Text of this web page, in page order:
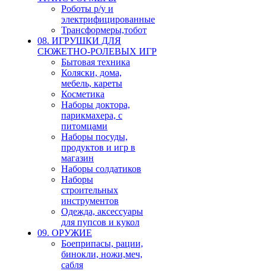
Роботы р/у и
электрифицированные
Трансформеры,тобот
08. ИГРУШКИ ДЛЯ
СЮЖЕТНО-РОЛЕВЫХ ИГР
Бытовая техника
Коляски, дома,
мебель, кареты
Косметика
Наборы доктора,
парикмахера, с
питомцами
Наборы посуды,
продуктов и игр в
магазин
Наборы солдатиков
Наборы
строительных
инструментов
Одежда, аксессуары
для пупсов и кукол
09. ОРУЖИЕ
Боеприпасы, рации,
бинокли, ножи,меч,
сабля